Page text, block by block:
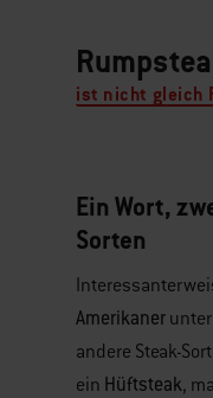
ist nicht gleich
Ein Wort,
Sorten
Amerikaner
andere Steak-
ein Hüftsteak,